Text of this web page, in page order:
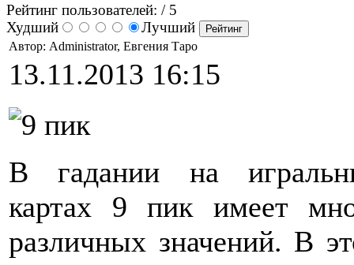
Рейтинг пользователей: / 5
Худший
Лучший
Автор: Administrator, Евгения Таро
13.11.2013 16:15
В гадании на
картах 9 пик имеет
различных значений. В